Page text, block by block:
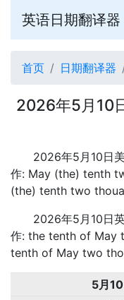
英语日期翻译器
首页 日期翻译器
2026年5月10
2026年5月10日
作: May (the) tenth
(the) tenth two
2026年5月10日
作: the tenth of May
tenth of May two
5月